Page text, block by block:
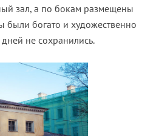
зал, а по бокам размещены
были богато и художественно
не сохранились.